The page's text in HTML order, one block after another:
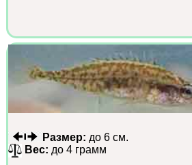
Размер: до 6 см.
Вес: до 4 грамм